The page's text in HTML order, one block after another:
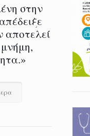
στην
αποτελεί